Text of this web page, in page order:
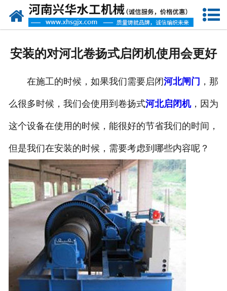
网站首页
资质荣誉
联系我们
安装的对河北卷扬式启闭机使用会更好
在施工的时候，如果我们需要启闭河北闸门 ，那
么很多时候，我们会使用到卷扬式河北启闭机，因为
这个设备在使用的时候，能很好的节省我们的时间，
但是我们在安装的时候，需要考虑到哪些内容呢？